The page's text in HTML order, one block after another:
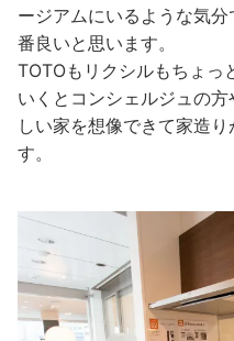
ージアムにいるような気
番良いと思います。
TOTOもリクシルもちょっ
いくとコンシェルジュの
しい家を想像できて家造
す。